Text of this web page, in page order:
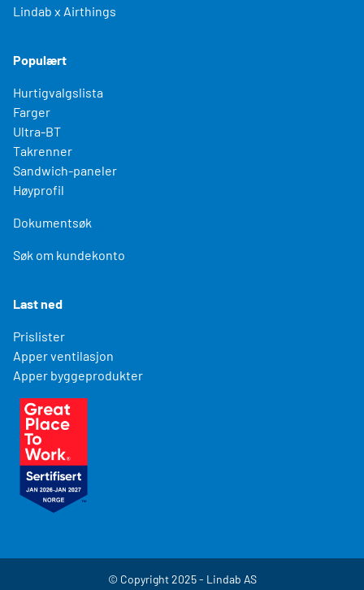
Lindab x Airthings
Populært
Hurtigvalgslista
Farger
Ultra-BT
Takrenner
Sandwich-paneler
Høyprofil
Dokumentsøk
Søk om kundekonto
Last ned
Prislister
Apper ventilasjon
Apper byggeprodukter
© Copyright 2025 - Lindab AS